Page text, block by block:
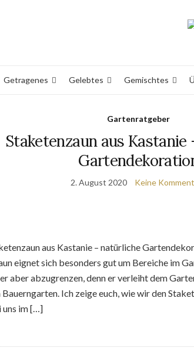
Getragenes Gelebtes Gemischtes
Gartenratgeber
Staketenzaun aus
2. August 2020 Keine
aus Kastanie – natürliche
eignet sich besonders gut um Bereiche im
aber abzugrenzen, denn er verleiht dem
Bauerngarten. Ich zeige euch, wie wir den
uns im […]